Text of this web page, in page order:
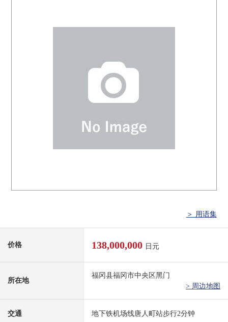
＞ 用语集
价格 138,000,000 日元
所在地
福冈县福冈市中央区黑门
> 周边地图
交通 地下铁机场线唐人町站步行2分钟